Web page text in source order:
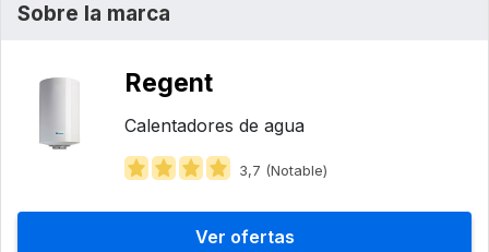
Sobre la marca
Regent
Calentadores de agua
3,7 (Notable)
Ver ofertas